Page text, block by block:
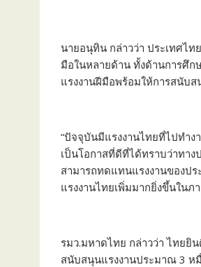
นายอนุทิน กล่าวว่า ประเทศไ
มือในหลายด้าน ทั้งด้านการศึก
แรงงานฝีมือพร้อมให้การสนั
“ปัจจุบันมีแรงงานไทยที่ไปทำง
เป็นโอกาสที่ดีที่ได้ทราบว่าทา
สามารถทดแทนแรงงานของปร
แรงงานไทยเพิ่มมากยิ่งขึ้นในภ
รมว.มหาดไทย กล่าวว่า ไทยยิ
สนับสนุนแรงงานประมาณ 3 ห